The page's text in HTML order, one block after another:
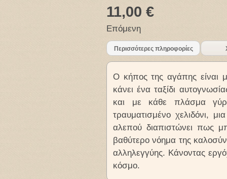
11,00 €
Επόμενη
Περισσότερες πληροφορίες
Ο κήπος της αγάπης είναι
κάνει ένα ταξίδι
και με κάθε πλάσμα
τραυματισμένο χελιδόνι,
αλεπού διαπιστώνει πως
βαθύτερο νόημα της
αλληλεγγύης. Κάνοντας
κόσμο.